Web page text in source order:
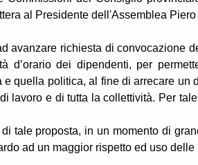
al Presidente dell'Assemblea
avanzare richiesta di convocazione
d’orario dei dipendenti, per
e quella politica, al fine di arrecare un
lavoro e di tutta la collettività. Per
tale proposta, in un momento di
ad un maggior rispetto ed uso